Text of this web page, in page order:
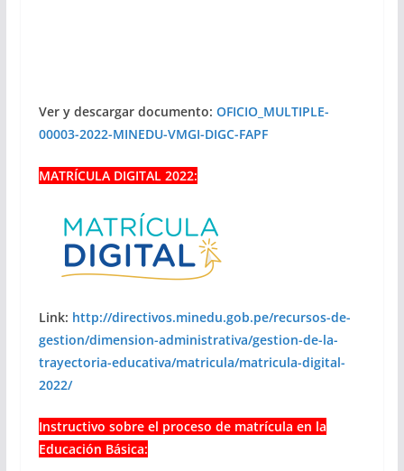
Ver y descargar documento: OFICIO_MULTIPLE-
00003-2022-MINEDU-VMGI-DIGC-FAPF
MATRÍCULA DIGITAL 2022:
Link: http://directivos.minedu.gob.pe/recursos-de-
gestion/dimension-administrativa/gestion-de-la-
trayectoria-educativa/matricula/matricula-digital-
2022/
Instructivo sobre el proceso de matrícula en la
Educación Básica: